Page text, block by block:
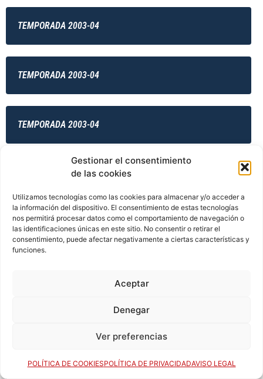
Gestionar el consentimiento
de las cookies
Utilizamos tecnologías como las cookies para almacenar y/o acceder a
la información del dispositivo. El consentimiento de estas tecnologías
nos permitirá procesar datos como el comportamiento de navegación o
las identificaciones únicas en este sitio. No consentir o retirar el
consentimiento, puede afectar negativamente a ciertas características y
funciones.
Aceptar
Denegar
Ver preferencias
POLÍTICA DE COOKIESPOLÍTICA DE PRIVACIDADAVISO LEGAL
TEMPORADA 2003-04
TEMPORADA 2003-04
TEMPORADA 2003-04
TEMPORADA 2004-05
TEMPORADA 2004-05